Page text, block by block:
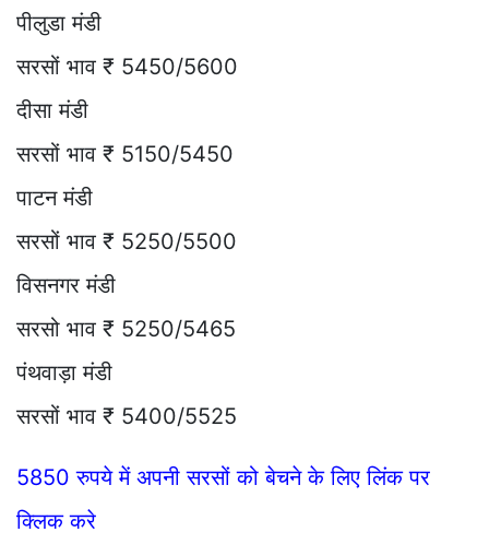
पीलुडा मंडी
सरसों भाव ₹ 5450/5600
दीसा मंडी
सरसों भाव ₹ 5150/5450
पाटन मंडी
सरसों भाव ₹ 5250/5500
विसनगर मंडी
सरसो भाव ₹ 5250/5465
पंथवाड़ा मंडी
सरसों भाव ₹ 5400/5525
5850 रुपये में अपनी सरसों को बेचने के लिए लिंक पर
क्लिक करे